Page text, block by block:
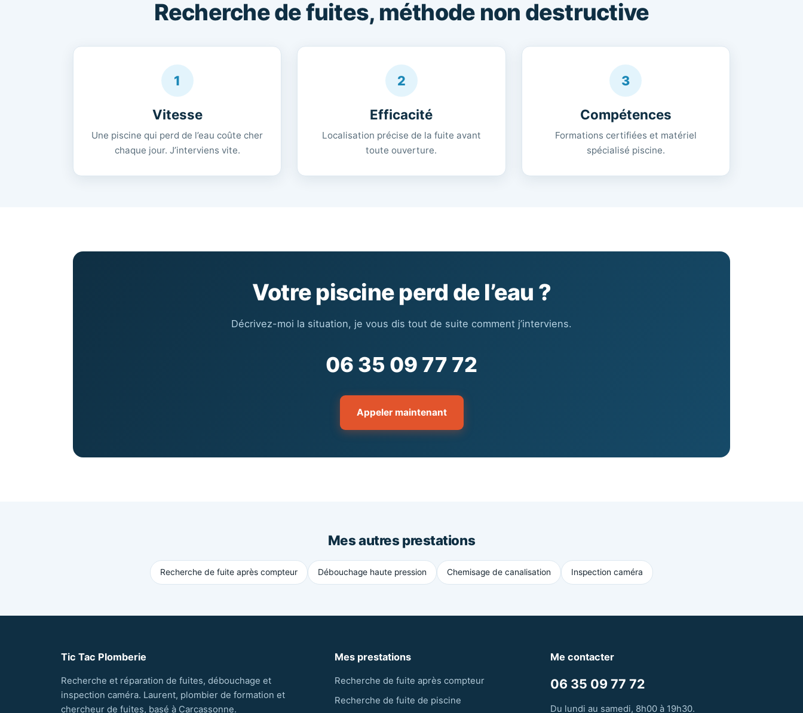
Recherche de fuites, méthode non destructive
1
Vitesse
Une piscine qui perd de l’eau coûte cher
chaque jour. J’interviens vite.
2
Efficacité
Localisation précise de la fuite avant
toute ouverture.
3
Compétences
Formations certifiées et matériel
spécialisé piscine.
Votre piscine perd de l’eau ?
Décrivez-moi la situation, je vous dis tout de suite comment j’interviens.
06 35 09 77 72
Appeler maintenant
Mes autres prestations
Recherche de fuite après compteur Débouchage haute pression Chemisage de canalisation Inspection caméra
Tic Tac Plomberie
Recherche et réparation de fuites, débouchage et
inspection caméra. Laurent, plombier de formation et
chercheur de fuites, basé à Carcassonne.
Mes prestations
Recherche de fuite après compteur
Recherche de fuite de piscine
Me contacter
06 35 09 77 72
Du lundi au samedi, 8h00 à 19h30.